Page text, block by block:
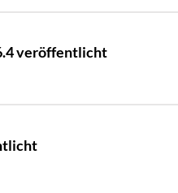
veröffentlicht